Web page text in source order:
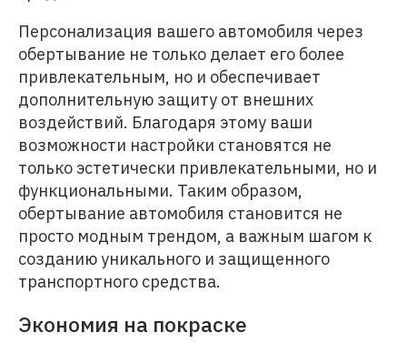
Персонализация вашего автомобиля через
обертывание не только делает его более
привлекательным, но и обеспечивает
дополнительную защиту от внешних
воздействий. Благодаря этому ваши
возможности настройки становятся не
только эстетически привлекательными, но и
функциональными. Таким образом,
обертывание автомобиля становится не
просто модным трендом, а важным шагом к
созданию уникального и защищенного
транспортного средства.
Экономия на покраске